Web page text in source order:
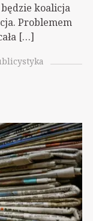
koalicja
Problemem
[…]